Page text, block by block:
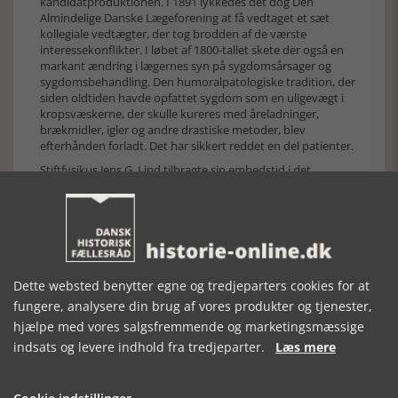
Almindelige Danske Lægeforening at få vedtaget et sæt
kollegiale vedtægter, der tog brodden af de værste
interessekonflikter. I løbet af 1800-tallet skete der også en
markant ændring i lægernes syn på sygdomsårsager og
sygdomsbehandling. Den humoralpatologiske tradition, der
siden oldtiden havde opfattet sygdom som en uligevægt i
kropsvæskerne, der skulle kureres med åreladninger,
brækmidler, igler og andre drastiske metoder, blev
efterhånden forladt. Det har sikkert reddet en del patienter.
Stiftfysikus Jens G. Lind tilbragte sin embedstid i det
Viborg fra 1822 til sin død i 1871. Den omhyggelige mand
meget fyldige medicinalberetninger. Dette materiale har
Jørgen Mikkelsen udnyttet til en medicin- og socialhistorisk
fremstilling, men artiklen viser også mulighederne for en
kultur- og mentalitetshistorisk anvendelse. Lind var en
skarp observatør, der hvert år over mange sider gav en
indgående beskrivelse af sit fysikat. Han påpegede gennem
sin embedstid en mængde problemer i forhold til almuen,
men gjorde ingen forsøg på at overvinde forståelseskløften.
Dette websted benytter egne og tredjeparters cookies for at
fungere, analysere din brug af vores produkter og tjenester,
hjælpe med vores salgsfremmende og marketingsmæssige
indsats og levere indhold fra tredjeparter. Læs mere